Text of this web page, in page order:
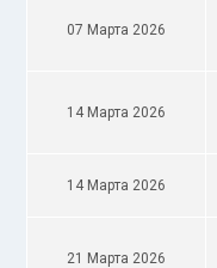
07 Марта 2026
14 Марта 2026
14 Марта 2026
21 Марта 2026